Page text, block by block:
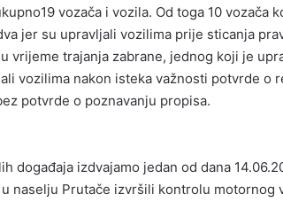
vozača i vozila. Od toga 10 vozača
jer su upravljali vozilima prije sticanja
vrijeme trajanja zabrane, jednog koji je
vozilima nakon isteka važnosti potvrde o
potvrde o poznavanju propisa.
događaja izdvajamo jedan od dana
u naselju Prutače izvršili kontrolu motornog